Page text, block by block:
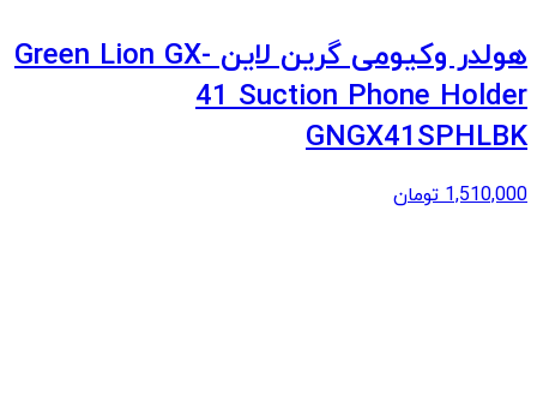
هولدر وکیومی گرین لاین Green Lion GX-
41 Suction Phone Holder
GNGX41SPHLBK
1,510,000 تومان